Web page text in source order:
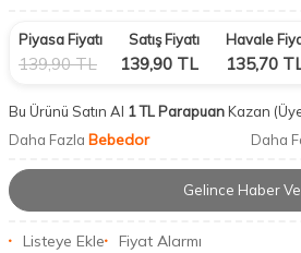
Piyasa Fiyatı
139,90TL
Satış Fiyatı
139,90 TL
Havale
135,70
Bu Ürünü Satın Al 1 TL ParapuanKazan
Daha Fazla Bebedor Daha
Gelince Haber
Listeye Ekle Fiyat Alarmı